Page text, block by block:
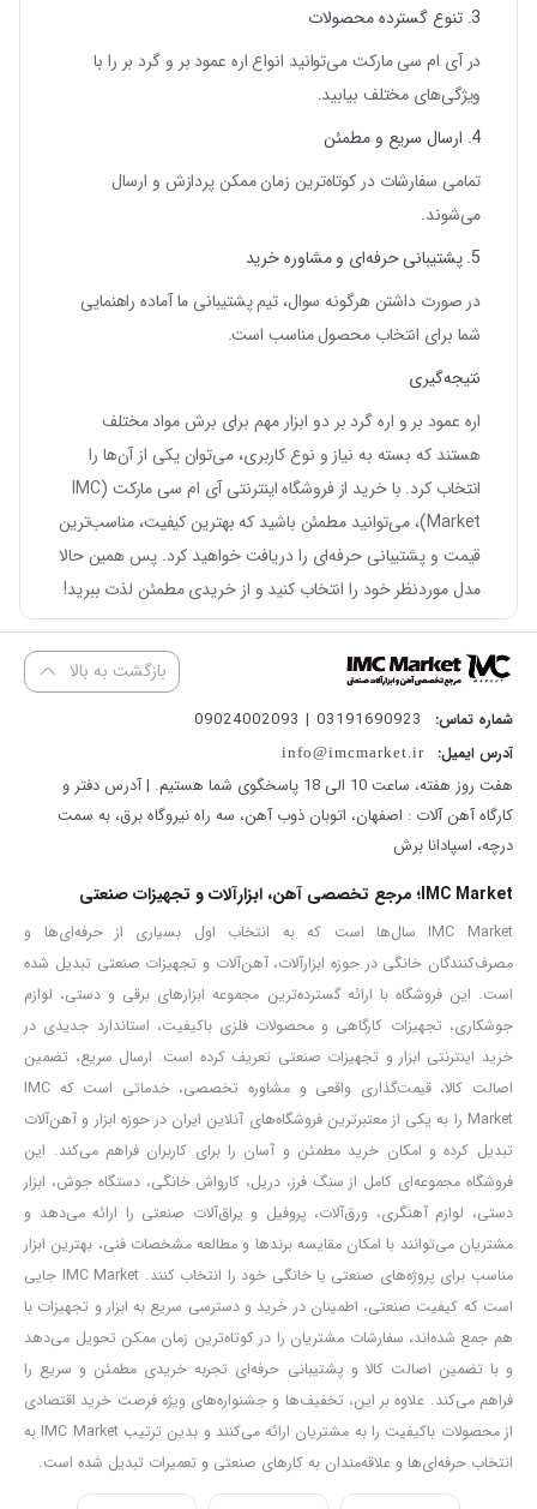
3. تنوع گسترده محصولات
درآی ام سی مارکتمی‌توانید انواع اره عمود بر و گرد بر را با
ویژگی‌های مختلف بیابید.
4. ارسال سریع و مطمئن
تمامی سفارشات در کوتاه‌ترین زمان ممکن پردازش و ارسال
می‌شوند.
5. پشتیبانی حرفه‌ای و مشاوره خرید
در صورت داشتن هرگونه سوال، تیم پشتیبانی ما آماده راهنمایی
شما برای انتخاب محصول مناسب است.
نتیجه‌گیری
اره عمود بر و اره گرد بر دو ابزار مهم برای برش مواد مختلف
هستند که بسته به نیاز و نوع کاربری، می‌توان یکی از آن‌ها را
انتخاب کرد. با خرید از فروشگاه اینترنتی
آی ام سی مارکت (IMC
Market) ، می‌توانید مطمئن باشید که بهترین کیفیت، مناسب‌ترین
قیمت و پشتیبانی حرفه‌ای را دریافت خواهید کرد. پس همین حالا
مدل موردنظر خود را انتخاب کنید و از خریدی مطمئن لذت ببرید!
بازگشت به بالا
شماره تماس: 03191690923 | 09024002093
آدرس ایمیل: info@imcmarket.ir
هفت روز هفته، ساعت 10 الی 18 پاسخگوی شما هستیم. | آدرس دفتر و
کارگاه آهن آلات : اصفهان، اتوبان ذوب آهن، سه راه نیروگاه برق، به سمت
درچه، اسپادانا برش
IMC Market؛ مرجع تخصصی آهن، ابزارآلات و تجهیزات صنعتی
IMC Market سال‌ها است که به انتخاب اول بسیاری از حرفه‌ای‌ها و
مصرف‌کنندگان خانگی در حوزه ابزارآلات، آهن‌آلات و تجهیزات صنعتی تبدیل شده
است. این فروشگاه با ارائه گسترده‌ترین مجموعه ابزارهای برقی و دستی، لوازم
جوشکاری، تجهیزات کارگاهی و محصولات فلزی باکیفیت، استاندارد جدیدی در
خرید اینترنتی ابزار و تجهیزات صنعتی تعریف کرده است. ارسال سریع، تضمین
اصالت کالا، قیمت‌گذاری واقعی و مشاوره تخصصی، خدماتی است که IMC
Market را به یکی از معتبرترین فروشگاه‌های آنلاین ایران در حوزه ابزار و آهن‌آلات
تبدیل کرده و امکان خرید مطمئن و آسان را برای کاربران فراهم می‌کند. این
فروشگاه مجموعه‌ای کامل از سنگ فرز، دریل، کارواش خانگی، دستگاه جوش، ابزار
دستی، لوازم آهنگری، ورق‌آلات، پروفیل و یراق‌آلات صنعتی را ارائه می‌دهد و
مشتریان می‌توانند با امکان مقایسه برندها و مطالعه مشخصات فنی، بهترین ابزار
مناسب برای پروژه‌های صنعتی یا خانگی خود را انتخاب کنند. IMC Market جایی
است که کیفیت صنعتی، اطمینان در خرید و دسترسی سریع به ابزار و تجهیزات با
هم جمع شده‌اند، سفارشات مشتریان را در کوتاه‌ترین زمان ممکن تحویل می‌دهد
و با تضمین اصالت کالا و پشتیبانی حرفه‌ای تجربه خریدی مطمئن و سریع را
فراهم می‌کند. علاوه بر این، تخفیف‌ها و جشنواره‌های ویژه فرصت خرید اقتصادی
از محصولات باکیفیت را به مشتریان ارائه می‌کنند و بدین ترتیب IMC Market به
انتخاب حرفه‌ای‌ها و علاقه‌مندان به کارهای صنعتی و تعمیرات تبدیل شده است.